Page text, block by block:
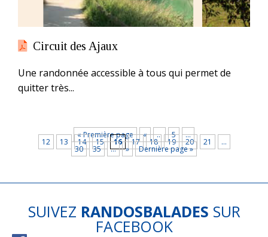
Circuit des Ajaux
Une randonnée accessible à tous qui permet de
quitter très...
« Première page « … 5 …
12 13 14 15 16 17 18 19 20 21 …
30 35 … » Dernière page »
SUIVEZ RANDOSBALADES SUR
FACEBOOK